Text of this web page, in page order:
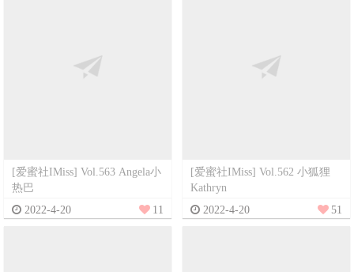
[爱蜜社IMiss] Vol.563 Angela小
热巴
2022-4-20
11
[爱蜜社IMiss] Vol.562 小狐狸
Kathryn
2022-4-20
51